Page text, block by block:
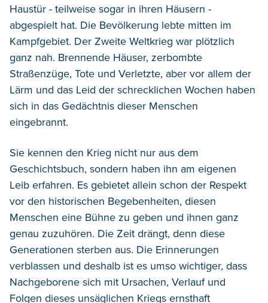
Haustür - teilweise sogar in ihren Häusern -
abgespielt hat. Die Bevölkerung lebte mitten im
Kampfgebiet. Der Zweite Weltkrieg war plötzlich
ganz nah. Brennende Häuser, zerbombte
Straßenzüge, Tote und Verletzte, aber vor allem der
Lärm und das Leid der schrecklichen Wochen haben
sich in das Gedächtnis dieser Menschen
eingebrannt.
Sie kennen den Krieg nicht nur aus dem
Geschichtsbuch, sondern haben ihn am eigenen
Leib erfahren. Es gebietet allein schon der Respekt
vor den historischen Begebenheiten, diesen
Menschen eine Bühne zu geben und ihnen ganz
genau zuzuhören. Die Zeit drängt, denn diese
Generationen sterben aus. Die Erinnerungen
verblassen und deshalb ist es umso wichtiger, dass
Nachgeborene sich mit Ursachen, Verlauf und
Folgen dieses unsäglichen Kriegs ernsthaft